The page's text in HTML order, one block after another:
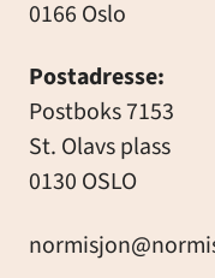
0166 Oslo
Postadresse:
Postboks 7153
St. Olavs plass
0130 OSLO